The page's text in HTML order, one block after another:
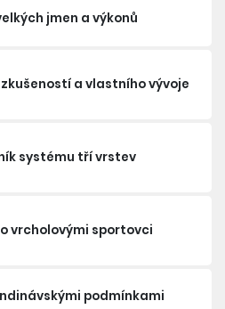
jmen a výkonů
a vlastního vývoje
systému tří vrstev
vrcholovými sportovci
podmínkami